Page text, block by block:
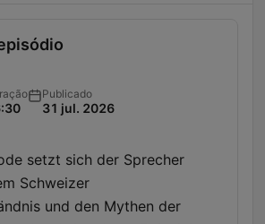
Publicado
31 jul. 2026
setzt sich der Sprecher
Schweizer
und den Mythen der